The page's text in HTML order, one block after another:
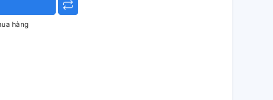
hàng